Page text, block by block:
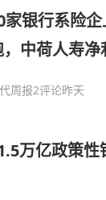
家银行系险
，中荷人寿净
周报2评论昨天
万亿政策